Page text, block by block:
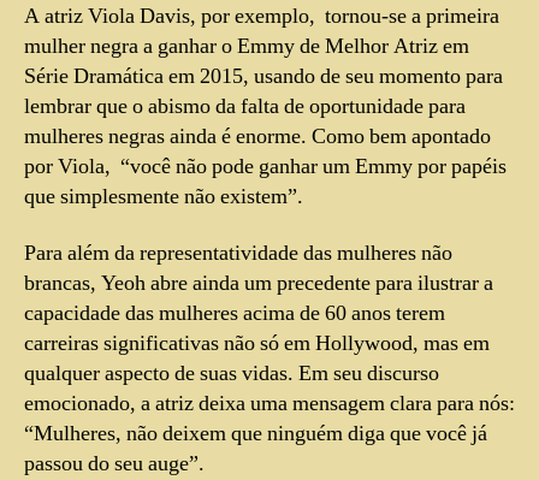
A atriz Viola Davis, por exemplo, tornou-se a primeira
mulher negra a ganhar o Emmy de Melhor Atriz em
Série Dramática em 2015, usando de seu momento para
lembrar que o abismo da falta de oportunidade para
mulheres negras ainda é enorme. Como bem apontado
por Viola, “você não pode ganhar um Emmy por papéis
que simplesmente não existem”.
Para além da representatividade das mulheres não
brancas, Yeoh abre ainda um precedente para ilustrar a
capacidade das mulheres acima de 60 anos terem
carreiras significativas não só em Hollywood, mas em
qualquer aspecto de suas vidas. Em seu discurso
emocionado, a atriz deixa uma mensagem clara para nós:
“Mulheres, não deixem que ninguém diga que você já
passou do seu auge”.